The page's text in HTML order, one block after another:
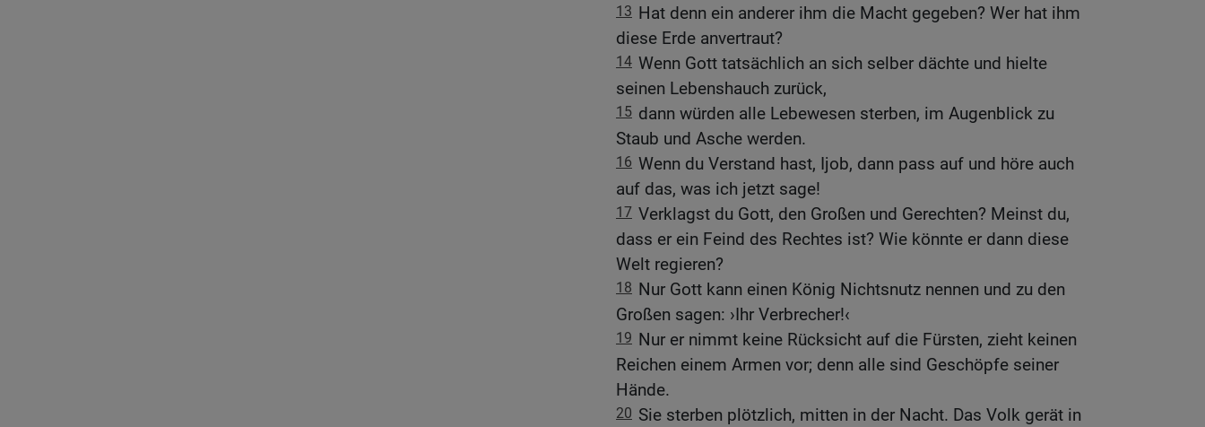
13 Hat denn ein anderer ihm die Macht gegeben? Wer hat ihm
diese Erde anvertraut?
14 Wenn Gott tatsächlich an sich selber dächte und hielte
seinen Lebenshauch zurück,
15 dann würden alle Lebewesen sterben, im Augenblick zu
Staub und Asche werden.
16 Wenn du Verstand hast, Ijob, dann pass auf und höre auch
auf das, was ich jetzt sage!
17 Verklagst du Gott, den Großen und Gerechten? Meinst du,
dass er ein Feind des Rechtes ist? Wie könnte er dann diese
Welt regieren?
18 Nur Gott kann einen König Nichtsnutz nennen und zu den
Großen sagen: ›Ihr Verbrecher!‹
19 Nur er nimmt keine Rücksicht auf die Fürsten, zieht keinen
Reichen einem Armen vor; denn alle sind Geschöpfe seiner
Hände.
20 Sie sterben plötzlich, mitten in der Nacht. Das Volk gerät in